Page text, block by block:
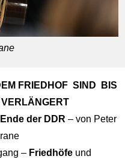
FRIEDHOF SIND BIS
der DDR – von Peter
– Friedhöfeund